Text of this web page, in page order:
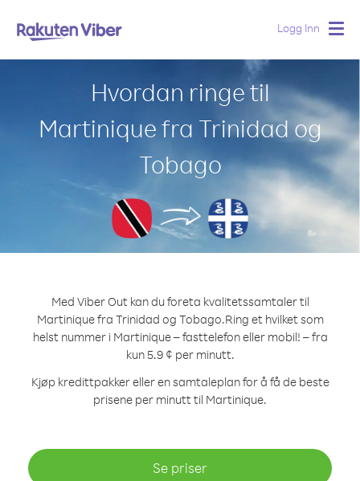
Logg Inn
Hvordan ringe til
Martinique fra Trinidad og
Tobago
Med Viber Out kan du foreta kvalitetssamtaler til
Martinique fra Trinidad og Tobago.Ring et hvilket som
helst nummer i Martinique – fasttelefon eller mobil! – fra
kun 5.9 ¢ per minutt.
Kjøp kredittpakker eller en samtaleplan for å få de beste
prisene per minutt til Martinique.
Se priser